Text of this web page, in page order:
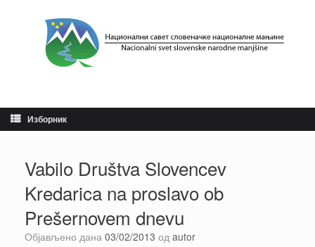
Изборник
Vabilo Društva Slovencev
Kredarica na proslavo ob
Prešernovem dnevu
Објављено дана 03/02/2013 од autor